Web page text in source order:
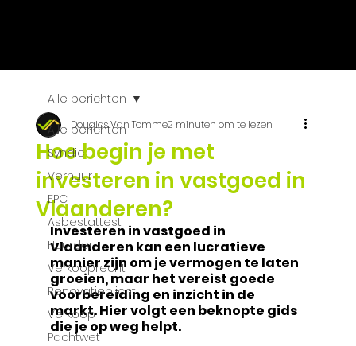
Alle berichten
Syndic
Verhuur
EPC
Asbestattest
Huurder
Verkooprecht
Renovatieplicht
Verkoop
Pachtwet
Alle berichten
Hoe begin je met
investeren in vastgoed in
Vlaanderen?
Douglas Van Tomme2 minuten om te lezen
Investeren in vastgoed in
Vlaanderen kan een lucratieve
manier zijn om je vermogen te laten
groeien, maar het vereist goede
voorbereiding en inzicht in de
markt. Hier volgt een beknopte gids
die je op weg helpt.